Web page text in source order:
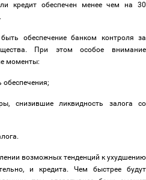
кредит обеспечен менее чем на 30
обеспечение банком контроля за
При этом особое внимание
моменты:
обеспечения;
снизившие ликвидность залога со
возможных тенденций к ухудшению
и кредита. Чем быстрее будут